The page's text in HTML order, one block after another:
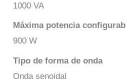
1000 VA
Máxima potencia
900 W
Tipo de forma de onda
Onda senoidal